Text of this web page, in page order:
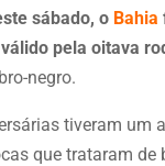
sábado, o Bahia
pela oitava
negro.
tiveram um
que trataram